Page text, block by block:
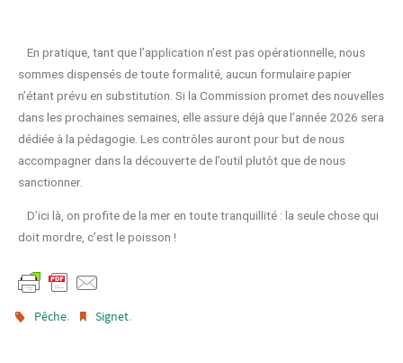
En pratique, tant que l’application n’est pas opérationnelle, nous
sommes dispensés de toute formalité, aucun formulaire papier
n’étant prévu en substitution. Si la Commission promet des nouvelles
dans les prochaines semaines, elle assure déjà que l’année 2026 sera
dédiée à la pédagogie. Les contrôles auront pour but de nous
accompagner dans la découverte de l’outil plutôt que de nous
sanctionner.
D’ici là, on profite de la mer en toute tranquillité : la seule chose qui
doit mordre, c’est le poisson !
Pêche. Signet.